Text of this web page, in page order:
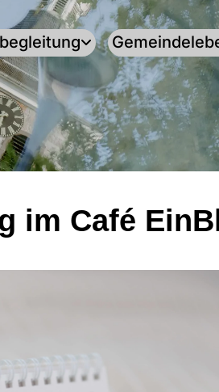
im Café